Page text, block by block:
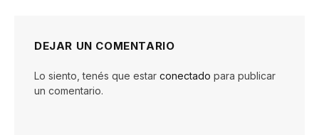
DEJAR UN COMENTARIO
Lo siento, tenés que estar conectado para publicar
un comentario.